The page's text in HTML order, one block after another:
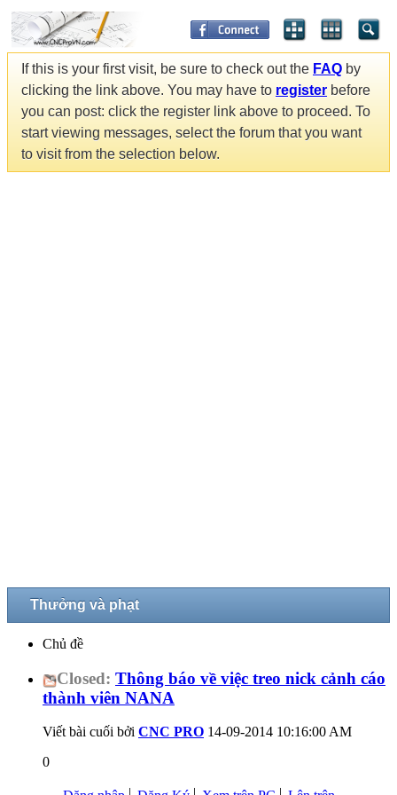
If this is your first visit, be sure to check out the FAQ by
clicking the link above. You may have to register before
you can post: click the register link above to proceed. To
start viewing messages, select the forum that you want
to visit from the selection below.
Thưởng và phạt
Chủ đề
Closed: Thông báo về việc treo nick cảnh cáo
thành viên NANA
Viết bài cuối bởi CNC PRO 14-09-2014 10:16:00 AM
0